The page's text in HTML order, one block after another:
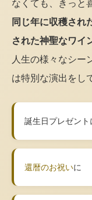
なくても、きっと
同じ年に収穫され
された神聖なワイ
人生の様々なシー
は特別な演出をし
誕生日プレゼント
還暦のお祝いに